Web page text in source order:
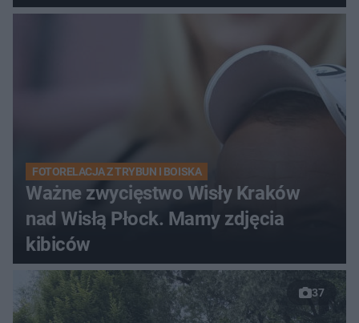
FOTORELACJA Z TRYBUN I BOISKA
Ważne zwycięstwo Wisły Kraków
nad Wisłą Płock. Mamy zdjęcia
kibiców
37